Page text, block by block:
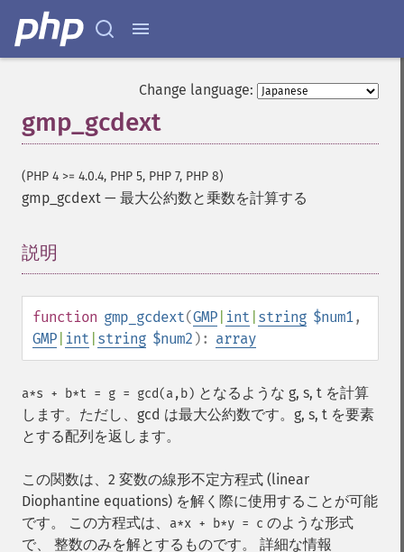
Change language:
gmp_gcdext
(PHP 4 >= 4.0.4, PHP 5, PHP 7, PHP 8)
gmp_gcdext — 最大公約数と乗数を計算する
説明
function gmp_gcdext(GMP int string $num1,
GMP int string $num2 ): array
a*s + b*t = g = gcd(a,b) となるような g, s, t を計算
します。ただし、gcd は最大公約数です。g, s, t を要素
とする配列を返します。
この関数は、2 変数の線形不定方程式 (linear
Diophantine equations) を解く際に使用することが可能
です。 この方程式は、
a*x + b*y = c のような形式
で、 整数のみを解とするものです。 詳細な情報